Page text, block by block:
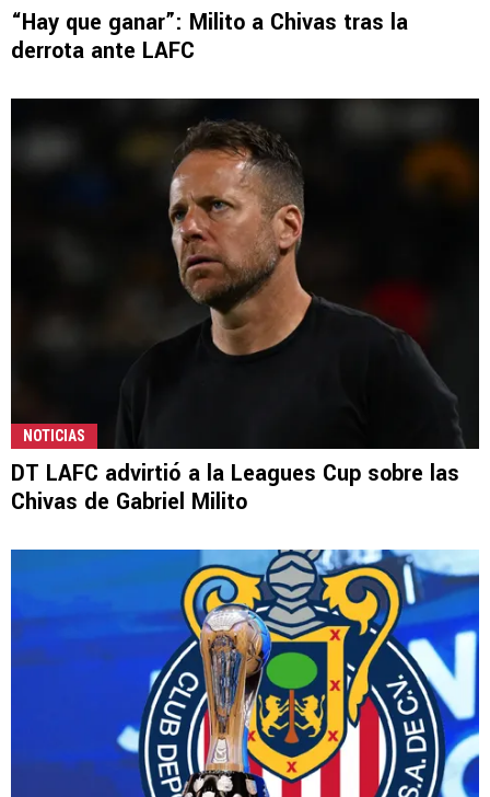
“Hay que ganar”: Milito a Chivas tras la
derrota ante LAFC
NOTICIAS
DT LAFC advirtió a la Leagues Cup sobre las
Chivas de Gabriel Milito